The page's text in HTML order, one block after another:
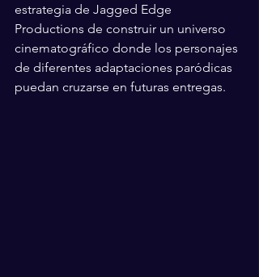
estrategia de Jagged Edge
Productions de construir un universo
cinematográfico donde los personajes
de diferentes adaptaciones paródicas
puedan cruzarse en futuras entregas.